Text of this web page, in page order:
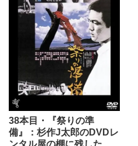
38本目・『祭りの準
備』：杉作J太郎のDVDレ
ンタル屋の棚に残したい